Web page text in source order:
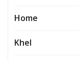
Home
Khel